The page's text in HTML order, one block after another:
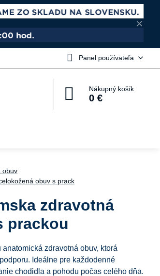
✕
Panel používateľa
Nákupný košík
0 €
obuv
obuv s prack
zdravotná
prackou
zdravotná obuv, ktorá
Ideálne pre každodenné
chodidla a pohodu počas celého dňa.